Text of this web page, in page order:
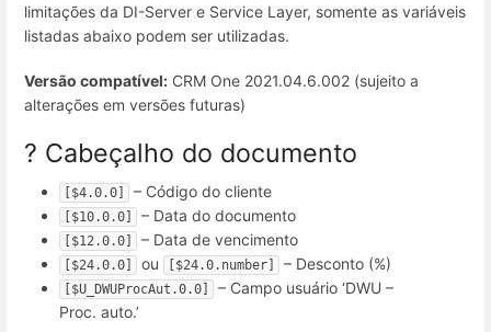
limitações da DI-Server e Service Layer, somente as variáveis
listadas abaixo podem ser utilizadas.
Versão compatível: CRM One 2021.04.6.002 (sujeito a
alterações em versões futuras)
? Cabeçalho do documento
[$4.0.0] – Código do cliente
[$10.0.0] – Data do documento
[$12.0.0] – Data de vencimento
[$24.0.0] ou [$24.0.number] – Desconto (%)
[$U_DWUProcAut.0.0]
– Campo usuário ‘DWU –
Proc. auto.’